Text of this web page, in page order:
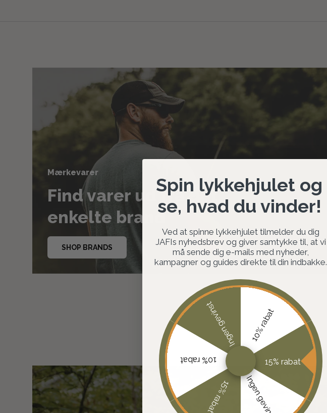
Mærkevarer
Find varer ud fra det
enkelte brand
SHOP BRANDS
Spin lykkehjulet og
se, hvad du vinder!
Ved at spinne lykkehjulet tilmelder du dig
JAFIs nyhedsbrev og giver samtykke til, at vi
må sende dig e-mails med nyheder,
kampagner og guides direkte til din indbakke.
10% rabat
15% rabat
Ingen gevinst
15% rabat
10% rabat
Ingen gevinst